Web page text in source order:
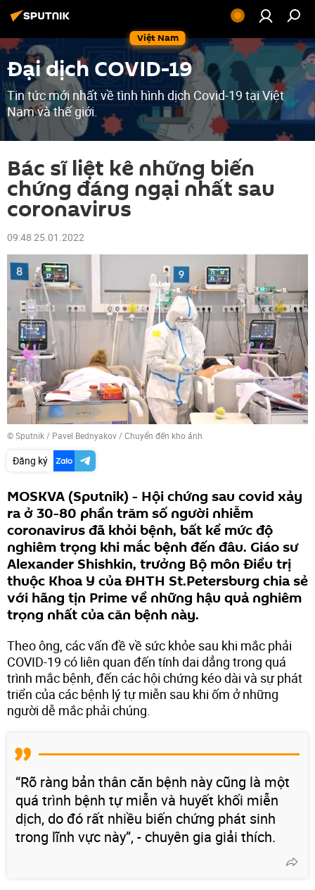
Việt Nam
Đại dịch COVID-19
Tin tức mới nhất về tình hình dịch Covid-19 tại Việt
Nam và thế giới.
Bác sĩ liệt kê những biến
chứng đáng ngại nhất sau
coronavirus
09:48 25.01.2022
© Sputnik / Pavel Bednyakov/Chuyển đến kho ảnh
Đăng ký
MOSKVA (Sputnik) - Hội chứng sau covid xảy
ra ở 30-80 phần trăm số người nhiễm
coronavirus đã khỏi bệnh, bất kể mức độ
nghiêm trọng khi mắc bệnh đến đâu. Giáo sư
Alexander Shishkin, trưởng Bộ môn Điều trị
thuộc Khoa Y của ĐHTH St.Petersburg chia sẻ
với hãng tịn Prime về những hậu quả nghiêm
trọng nhất của căn bệnh này.
Theo ông, các vấn đề về sức khỏe sau khi mắc phải
COVID-19 có liên quan đến tính dai dẳng trong quá
trình mắc bệnh, đến các hội chứng kéo dài và sự phát
triển của các bệnh lý tự miễn sau khi ốm ở những
người dễ mắc phải chúng.
“Rõ ràng bản thân căn bệnh này cũng là một
quá trình bệnh tự miễn và huyết khối miễn
dịch, do đó rất nhiều biến chứng phát sinh
trong lĩnh vực này”, - chuyên gia giải thích.